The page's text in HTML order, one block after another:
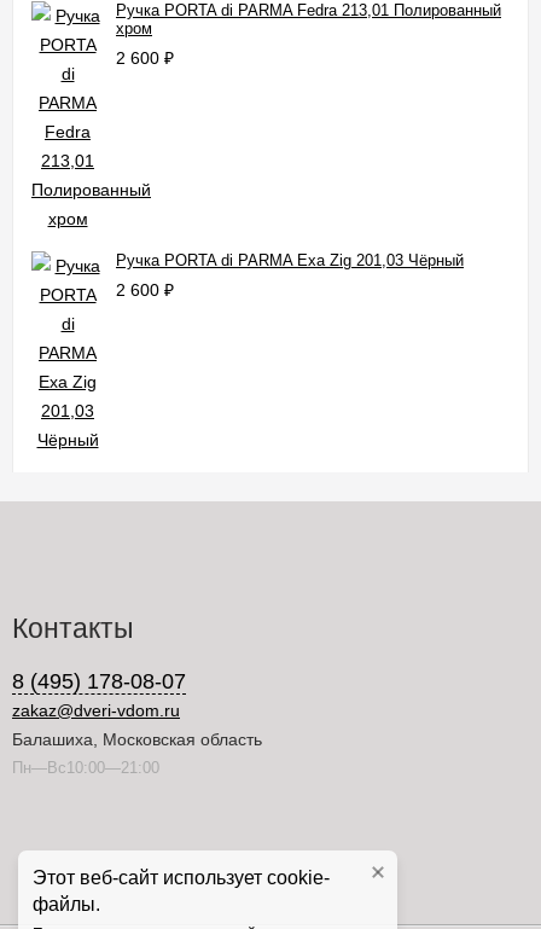
Ручка PORTA di PARMA Fedra 213,01 Полированный
хром
2 600 ₽
Ручка PORTA di PARMA Exa Zig 201,03 Чёрный
2 600 ₽
Контакты
8 (495) 178-08-07
zakaz@dveri-vdom.ru
Балашиха, Московская область
Пн—Вс10:00—21:00
Этот веб-сайт использует cookie-
файлы.